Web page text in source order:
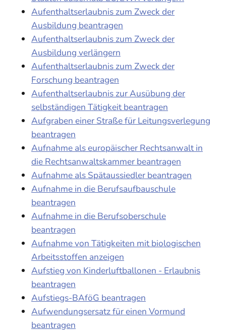
Aufenthaltserlaubnis zum Zweck der
Ausbildung beantragen
Aufenthaltserlaubnis zum Zweck der
Ausbildung verlängern
Aufenthaltserlaubnis zum Zweck der
Forschung beantragen
Aufenthaltserlaubnis zur Ausübung der
selbständigen Tätigkeit beantragen
Aufgraben einer Straße für Leitungsverlegung
beantragen
Aufnahme als europäischer Rechtsanwalt in
die Rechtsanwaltskammer beantragen
Aufnahme als Spätaussiedler beantragen
Aufnahme in die Berufsaufbauschule
beantragen
Aufnahme in die Berufsoberschule
beantragen
Aufnahme von Tätigkeiten mit biologischen
Arbeitsstoffen anzeigen
Aufstieg von Kinderluftballonen - Erlaubnis
beantragen
Aufstiegs-BAföG beantragen
Aufwendungsersatz für einen Vormund
beantragen